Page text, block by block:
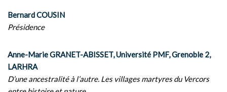
Bernard COUSIN
Présidence
Anne-Marie GRANET-ABISSET, Université PMF, Grenoble 2,
LARHRA
D’une ancestralité à l’autre. Les villages martyres du Vercors